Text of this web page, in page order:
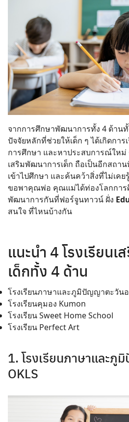
จากการศึกษาพัฒนาการทั้ง 4 ด้าน
ปัจจัยหลักที่ช่วยให้เด็ก ๆ ได้เกิดกา
การศึกษา และหาประสบการณ์ใหม่
เสริมพัฒนาการเด็ก ถือเป็นอีกสถา
เข้าไปศึกษา และค้นคว้าสิ่งที่ไม่เค
ขอพาคุณพ่อ คุณแม่ได้ท่องโลกการศึ
พัฒนาการกันที่ฟอร์จูนทาวน์ ฝั่ง
สนใจ ที่ไหนบ้างกัน
แนะนำ 4 โรงเรียน
เด็กทั้ง 4 ด้าน
โรงเรียนภาษาและภูมิปัญญาตะวันอ
โรงเรียนคุมอง Kumon
โรงเรียน Sweet Home School
โรงเรียน Perfect Art
1. โรงเรียนภาษาและ
OKLS